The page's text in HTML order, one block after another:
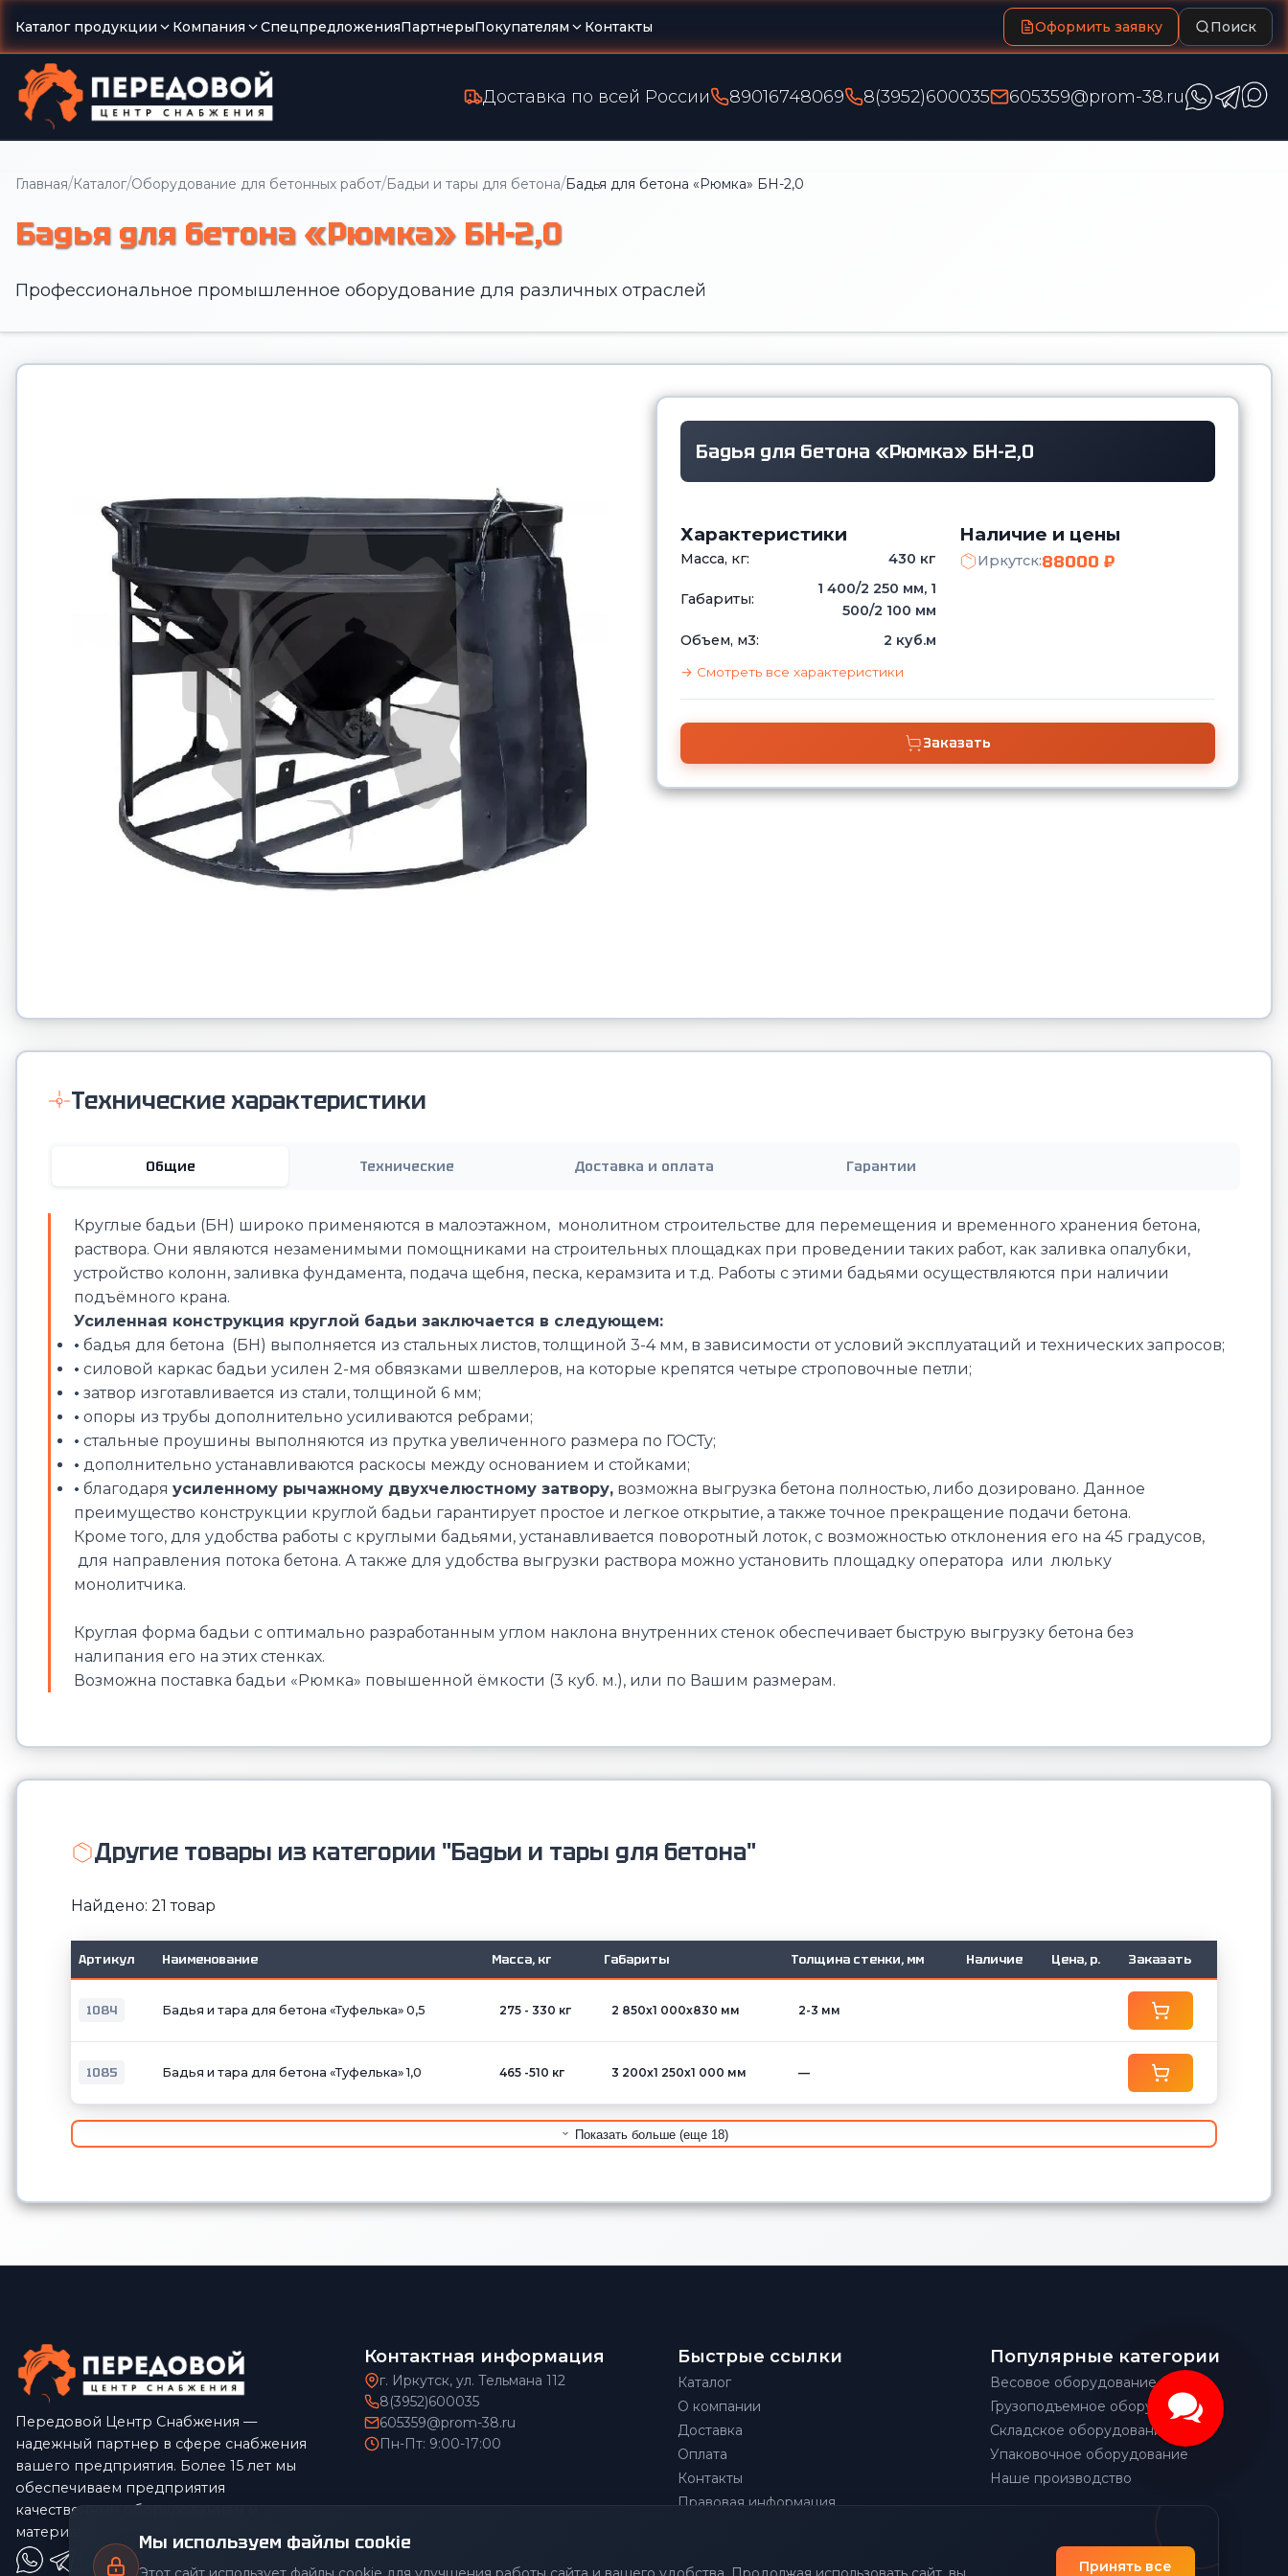
Каталог продукции Компания СпецпредложенияПартнерыПокупателям Контакты Оформить заявку Поиск
Доставка по всей России 89016748069 8(3952)600035 605359@prom-38.ru
Главная/Каталог/Оборудование для бетонных работ/Бадьи и тары для бетона/Бадья для бетона «Рюмка» БН-2,0
Бадья для бетона «Рюмка» БН-2,0
Профессиональное промышленное оборудование для различных отраслей
Бадья для бетона «Рюмка» БН-2,0
Характеристики
Масса, кг: 430 кг
Габариты:
1 400/2 250 мм, 1
500/2 100 мм
Объем, м3:
2 куб.м
→ Смотреть все характеристики
Наличие и цены
Иркутск:88000 ₽
Заказать
Технические характеристики
Общие Технические Доставка и оплата Гарантии
Круглые бадьи (БН) широко применяются в малоэтажном, монолитном строительстве для перемещения и временного хранения бетона,
раствора. Они являются незаменимыми помощниками на строительных площадках при проведении таких работ, как заливка опалубки,
устройство колонн, заливка фундамента, подача щебня, песка, керамзита и т.д. Работы с этими бадьями осуществляются при наличии
подъёмного крана.
Усиленная конструкция круглой бадьи заключается в следующем:
• бадья для бетона (БН) выполняется из стальных листов, толщиной 3-4 мм, в зависимости от условий эксплуатаций и технических запросов;
• силовой каркас бадьи усилен 2-мя обвязками швеллеров, на которые крепятся четыре строповочные петли;
• затвор изготавливается из стали, толщиной 6 мм;
• опоры из трубы дополнительно усиливаются ребрами;
• стальные проушины выполняются из прутка увеличенного размера по ГОСТу;
• дополнительно устанавливаются раскосы между основанием и стойками;
• благодаря усиленному рычажному двухчелюстному затвору, возможна выгрузка бетона полностью, либо дозировано. Данное
преимущество конструкции круглой бадьи гарантирует простое и легкое открытие, а также точное прекращение подачи бетона.
Кроме того, для удобства работы с круглыми бадьями, устанавливается поворотный лоток, с возможностью отклонения его на 45 градусов,
для направления потока бетона. А также для удобства выгрузки раствора можно установить площадку оператора или люльку
монолитчика.
Круглая форма бадьи с оптимально разработанным углом наклона внутренних стенок обеспечивает быструю выгрузку бетона без
налипания его на этих стенках.
Возможна поставка бадьи «Рюмка» повышенной ёмкости (3 куб. м.), или по Вашим размерам.
Другие товары из категории "Бадьи и тары для бетона"
Найдено: 21 товар
Артикул Наименование Масса, кг Габариты Толщина стенки, мм Наличие Цена, р. Заказать
1084 Бадья и тара для бетона «Туфелька» 0,5 275 - 330 кг 2 850х1 000х830 мм 2-3 мм
1085 Бадья и тара для бетона «Туфелька» 1,0 465 -510 кг 3 200х1 250х1 000 мм —
Показать больше (еще 18)
Мы используем файлы cookie
Принять все
Передовой Центр Снабжения —
надежный партнер в сфере снабжения
вашего предприятия. Более 15 лет мы
обеспечиваем предприятия
качественным оборудованием и
материалами по конкурентным ценам.
Контактная информация
г. Иркутск, ул. Тельмана 112
8(3952)600035
605359@prom-38.ru
Пн-Пт: 9:00-17:00
Быстрые ссылки
Каталог
О компании
Доставка
Оплата
Контакты
Правовая информация
Популярные категории
Весовое оборудование
Грузоподъемное оборудование
Складское оборудование
Упаковочное оборудование
Наше производство